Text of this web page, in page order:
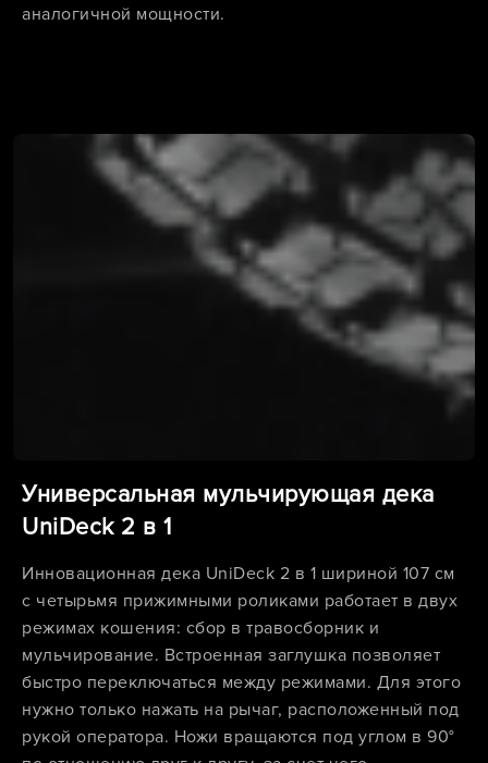
аналогичной мощности.
Универсальная мульчирующая дека
UniDeck 2 в 1
Инновационная дека UniDeck 2 в 1 шириной 107 см
с четырьмя прижимными роликами работает в двух
режимах кошения: сбор в травосборник и
мульчирование. Встроенная заглушка позволяет
быстро переключаться между режимами. Для этого
нужно только нажать на рычаг, расположенный под
рукой оператора. Ножи вращаются под углом в 90°